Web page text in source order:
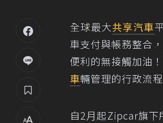
全球最大共享汽車
車支付與帳務整合
便利的無接觸加油
車輛管理的行政流
自2月起Zipcar旗